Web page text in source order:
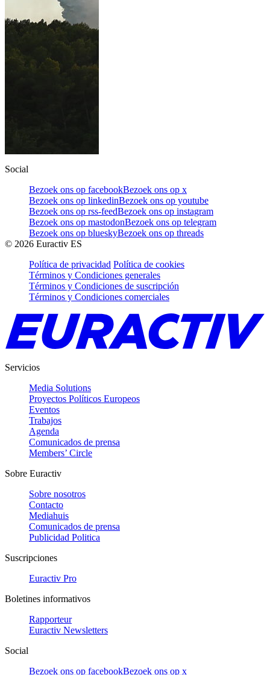
Social
Bezoek ons op facebookBezoek ons op x
Bezoek ons op linkedinBezoek ons op youtube
Bezoek ons op rss-feedBezoek ons op instagram
Bezoek ons op mastodonBezoek ons op telegram
Bezoek ons op blueskyBezoek ons op threads
© 2026 Euractiv ES
Política de privacidad Política de cookies
Términos y Condiciones generales
Términos y Condiciones de suscripción
Términos y Condiciones comerciales
Servicios
Media Solutions
Proyectos Políticos Europeos
Eventos
Trabajos
Agenda
Comunicados de prensa
Members’ Circle
Sobre Euractiv
Sobre nosotros
Contacto
Mediahuis
Comunicados de prensa
Publicidad Politica
Suscripciones
Euractiv Pro
Boletines informativos
Rapporteur
Euractiv Newsletters
Social
Bezoek ons op facebookBezoek ons op x